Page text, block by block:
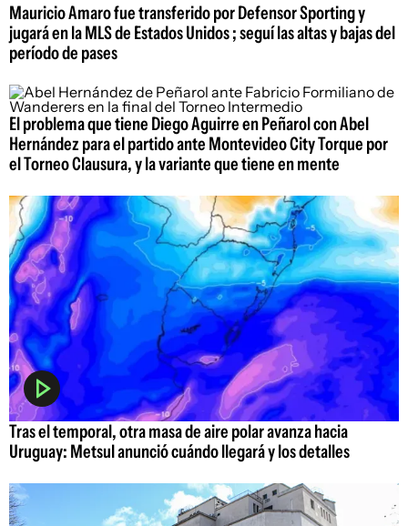
Mauricio Amaro fue transferido por Defensor Sporting y
jugará en la MLS de Estados Unidos ; seguí las altas y bajas del
período de pases
El problema que tiene Diego Aguirre en Peñarol con Abel
Hernández para el partido ante Montevideo City Torque por
el Torneo Clausura, y la variante que tiene en mente
Tras el temporal, otra masa de aire polar avanza hacia
Uruguay: Metsul anunció cuándo llegará y los detalles